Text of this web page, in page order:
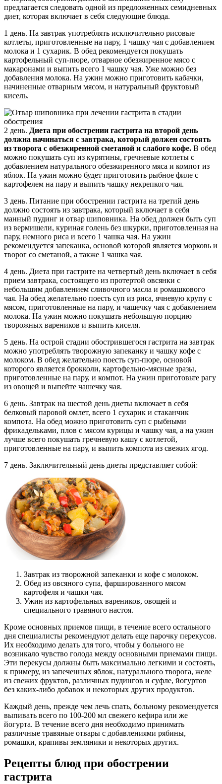
предлагается следовать одной из предложенных семидневных
диет, которая включает в себя следующие блюда.
1 день. На завтрак употреблять исключительно рисовые
котлеты, приготовленные на пару, 1 чашку чая с добавлением
молока и 1 сухарик. В обед рекомендуется покушать
картофельный суп-пюре, отварное обезжиренное мясо с
макаронами и выпить всего 1 чашку чая. Уже можно без
добавления молока. На ужин можно приготовить кабачки,
начиненные отварным мясом, и натуральный фруктовый
кисель.
2 день. Диета при обострении гастрита на второй день
должна начинаться с завтрака, который должен состоять
из творога с обезжиренной сметаной и слабого кофе. В обед
можно покушать суп из курятины, гречневые котлеты с
добавлением натурального обезжиренного мяса и компот из
яблок. На ужин можно будет приготовить рыбное филе с
картофелем на пару и выпить чашку некрепкого чая.
3 день. Питание при обострении гастрита на третий день
должно состоять из завтрака, который включает в себя
манный пудинг и отвар шиповника. На обед должен быть суп
из вермишели, куриная голень без шкурки, приготовленная на
пару, немного риса и всего 1 чашка чая. На ужин
рекомендуется запеканка, основой которой является морковь и
творог со сметаной, а также 1 чашка чая.
4 день. Диета при гастрите на четвертый день включает в себя
прием завтрака, состоящего из протертой овсянки с
небольшим добавлением сливочного масла и ромашкового
чая. На обед желательно поесть суп из риса, ячневую крупу с
мясом, приготовленные на пару, и чашечку чая с добавлением
молока. На ужин можно покушать небольшую порцию
творожных вареников и выпить киселя.
5 день. На острой стадии обострившегося гастрита на завтрак
можно употреблять творожную запеканку и чашку кофе с
молоком. В обед желательно поесть суп-пюре, основой
которого является брокколи, картофельно-мясные зразы,
приготовленные на пару, и компот. На ужин приготовьте рагу
из овощей и выпейте чашечку чая.
6 день. Завтрак на шестой день диеты включает в себя
белковый паровой омлет, всего 1 сухарик и стаканчик
компота. На обед можно приготовить суп с рыбными
фрикадельками, плов с мясом курицы и чашку чая, а на ужин
лучше всего покушать гречневую кашу с котлетой,
приготовленные на пару, и выпить компота из свежих ягод.
7 день. Заключительный день диеты представляет собой:
Завтрак из творожной запеканки и кофе с молоком.
Обед из овсяного супа, фаршированного мясом
картофеля и чашки чая.
Ужин из картофельных вареников, овощей и
специального травяного настоя.
Кроме основных приемов пищи, в течение всего остального
дня специалисты рекомендуют делать еще парочку перекусов.
Их необходимо делать для того, чтобы у больного не
возникало чувство голода между основными приемами пищи.
Эти перекусы должны быть максимально легкими и состоять,
к примеру, из запеченных яблок, натурального творога, желе
из свежих фруктов, различных пудингов и суфле, йогуртов
без каких-либо добавок и некоторых других продуктов.
Каждый день, прежде чем лечь спать, больному рекомендуется
выпивать всего по 100-200 мл свежего кефира или же
йогурта. В течение всего дня необходимо принимать
различные травяные отвары с добавлениями рябины,
ромашки, крапивы земляники и некоторых других.
Рецепты блюд при обострении
гастрита